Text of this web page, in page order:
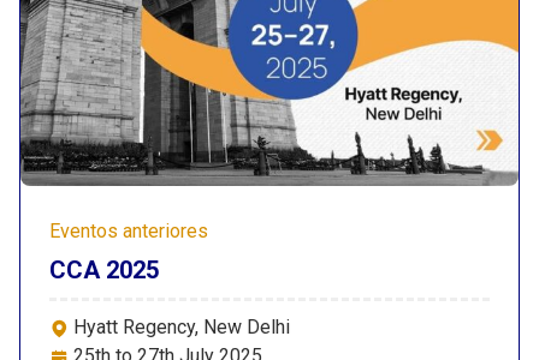
Eventos anteriores
CCA 2025
Hyatt Regency, New Delhi